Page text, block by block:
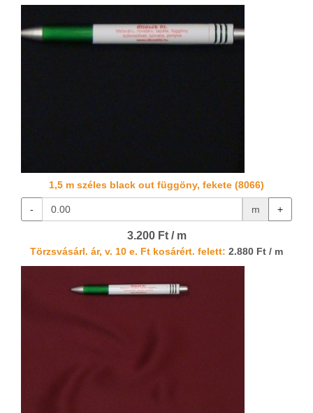
1,5 m széles black out függöny, fekete (8066)
- m +
3.200 Ft / m
Törzsvásárl. ár, v. 10 e. Ft kosárért. felett: 2.880 Ft / m